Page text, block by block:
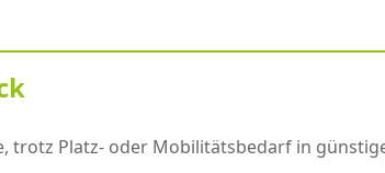
trotz Platz- oder Mobilitätsbedarf in